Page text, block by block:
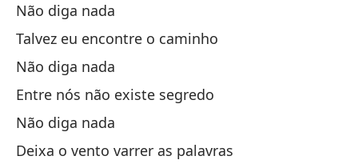
Não diga nada
Talvez eu encontre o caminho
Não diga nada
Entre nós não existe segredo
Não diga nada
Deixa o vento varrer as palavras